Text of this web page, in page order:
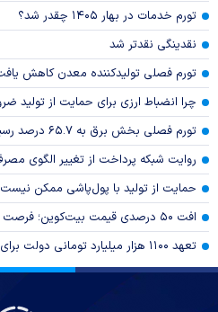
تورم خدمات در بهار ۱۴۰۵ چقدر شد؟
نقدینگی نقدتر شد
تورم فصلی تولیدکننده معدن کاهش
چرا انضباط ارزی برای حمایت از تولید
تورم فصلی بخش برق به ۶۵.۷ درصد رسید
روایت شبکه پرداخت از تغییر الگوی
حمایت از تولید با پول‌پاشی ممکن نیست
افت ۵۰ درصدی قیمت بیت‌کوین؛ فرصت خرید یا آغاز دوره نزولی؟
تعهد ۱۱۰۰ هزار میلیارد تومانی دولت برای تامین کالابرگ